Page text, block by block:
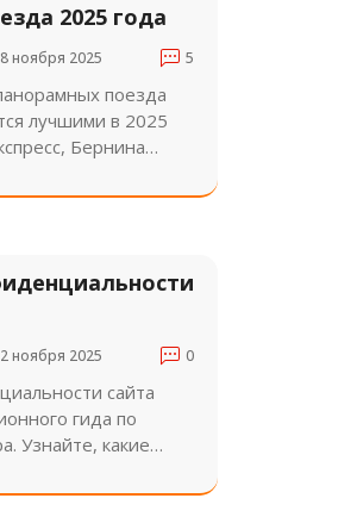
2025 года
ноября 2025 5
поезда
лучшими в 2025
Бернина
время для
ноября 2025 0
сайта
гида по
Узнайте, какие
свою